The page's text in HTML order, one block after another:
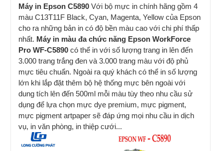
Máy in Epson C5890 Với bộ mực in chính hãng gồm 4
màu C13T11F Black, Cyan, Magenta, Yellow của Epson
cho ra những bản in có độ bền màu cao với chi phí thấp
nhất. Máy in màu đa chức năng Epson WorkForce
Pro WF-C5890 có thể in với số lượng trang in lên đến
3.000 trang trắng đen và 3.000 trang màu với độ phủ
mực tiêu chuẩn. Ngoài ra quý khách có thể in số lượng
lớn khi lắp đặt thêm bộ hệ thống mực bên ngoài với
dung tích lên đến 500ml mỗi màu tùy theo nhu cầu sử
dụng để lựa chọn mực dye premium, mực pigment,
mực pigment artpaper sẽ đáp ứng mọi nhu cầu in dịch
vụ, in văn phòng, in thiệp cưới...